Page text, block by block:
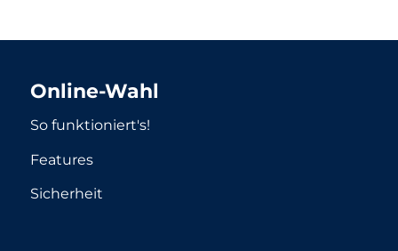
Online-Wahl
So funktioniert's!
Features
Sicherheit